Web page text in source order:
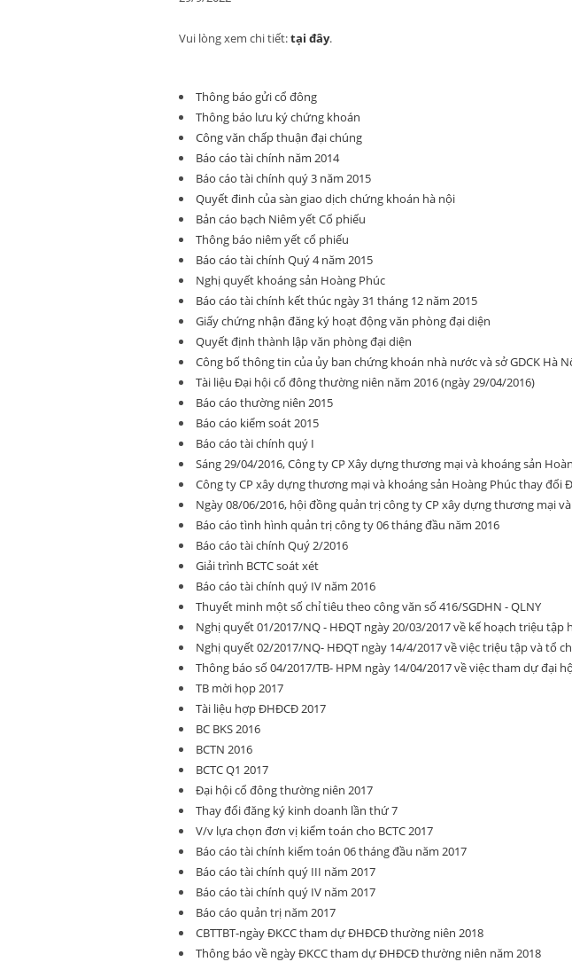
Vui lòng xem chi tiết:tại đây.
Thông báo gửi cổ đông
Thông báo lưu ký chứng khoán
Công văn chấp thuận đại chúng
Báo cáo tài chính năm 2014
Báo cáo tài chính quý 3 năm 2015
Quyết đinh của sàn giao dịch chứng khoán hà nội
Bản cáo bạch Niêm yết Cổ phiếu
Thông báo niêm yết cổ phiếu
Báo cáo tài chính Quý 4 năm 2015
Nghị quyết khoáng sản Hoàng Phúc
Báo cáo tài chính kết thúc ngày 31 tháng 12 năm 2015
Giấy chứng nhận đăng ký hoạt động văn phòng đại diện
Quyết định thành lập văn phòng đại diện
Công bố thông tin của ủy ban chứng khoán nhà nước và sở GDCK Hà
Tài liệu Đại hội cổ đông thường niên năm 2016 (ngày 29/04/2016)
Báo cáo thường niên 2015
Báo cáo kiểm soát 2015
Báo cáo tài chính quý I
Sáng 29/04/2016, Công ty CP Xây dựng thương mại và khoáng sản
Công ty CP xây dựng thương mại và khoáng sản Hoàng Phúc thay đổi
Ngày 08/06/2016, hội đồng quản trị công ty CP xây dựng thương mại
Báo cáo tình hình quản trị công ty 06 tháng đầu năm 2016
Báo cáo tài chính Quý 2/2016
Giải trình BCTC soát xét
Báo cáo tài chính quý IV năm 2016
Thuyết minh một số chỉ tiêu theo công văn số 416/SGDHN - QLNY
Nghị quyết 01/2017/NQ - HĐQT ngày 20/03/2017 về kế hoạch triệu
Nghị quyết 02/2017/NQ- HĐQT ngày 14/4/2017 về việc triệu tập và tổ
Thông báo số 04/2017/TB- HPM ngày 14/04/2017 về việc tham dự đại
TB mời họp 2017
Tài liệu hợp ĐHĐCĐ 2017
BC BKS 2016
BCTN 2016
BCTC Q1 2017
Đại hội cổ đông thường niên 2017
Thay đổi đăng ký kinh doanh lần thứ 7
V/v lựa chọn đơn vị kiểm toán cho BCTC 2017
Báo cáo tài chính kiểm toán 06 tháng đầu năm 2017
Báo cáo tài chính quý III năm 2017
Báo cáo tài chính quý IV năm 2017
Báo cáo quản trị năm 2017
CBTTBT-ngày ĐKCC tham dự ĐHĐCĐ thường niên 2018
Thông báo về ngày ĐKCC tham dự ĐHĐCĐ thường niên năm 2018